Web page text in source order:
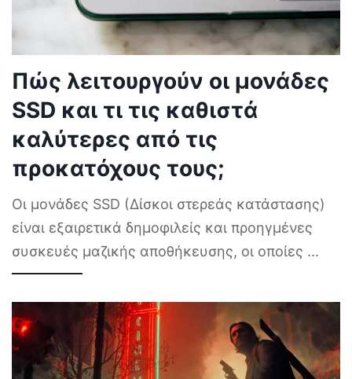
Πώς λειτουργούν οι μονάδες
SSD και τι τις καθιστά
καλύτερες από τις
προκατόχους τους;
Οι μονάδες SSD (Δίσκοι στερεάς κατάστασης)
είναι εξαιρετικά δημοφιλείς και προηγμένες
συσκευές μαζικής αποθήκευσης, οι οποίες ...